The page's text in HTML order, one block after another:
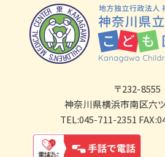
〒232-8555
神奈川県横浜市南区六
TEL:045-711-2351